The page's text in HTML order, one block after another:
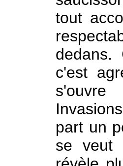
tout
dedans.
c'est
part un
se veut